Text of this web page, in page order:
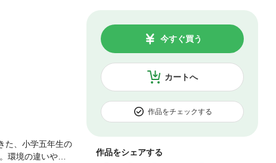
カートへ
今すぐ買う
作品をチェックする
作品をシェアする
た、小学五年生の
環境の違いや、